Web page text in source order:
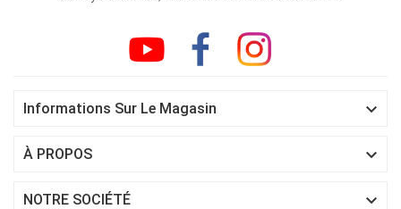
Informations Sur Le Magasin 
À PROPOS 
NOTRE SOCIÉTÉ 